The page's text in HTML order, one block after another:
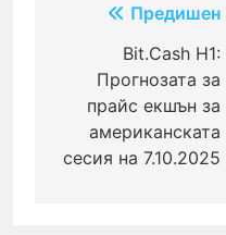
Навигация
Предишен
Bit.Cash H1:
Прогнозата за
прайс екшън за
американската
сесия на 7.10.2025